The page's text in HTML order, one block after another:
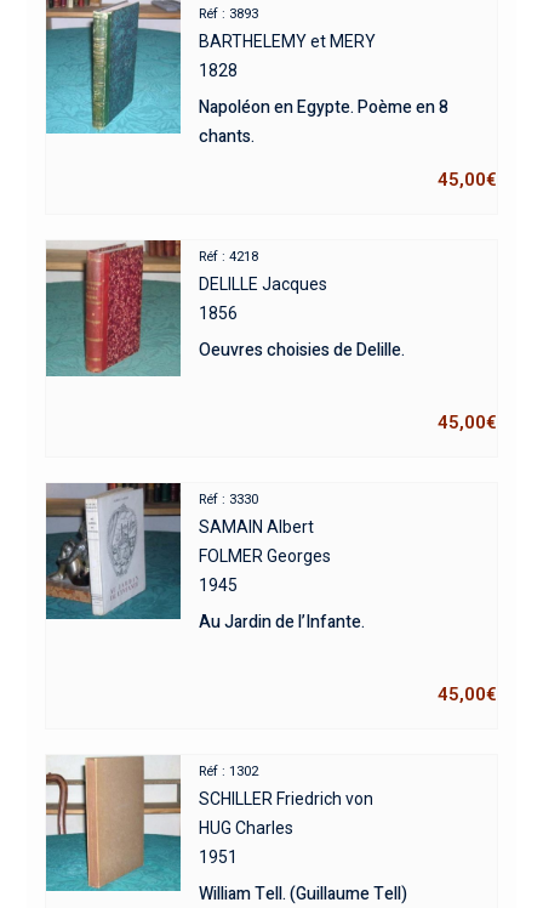
Réf : 3893
BARTHELEMY et MERY
1828
Napoléon en Egypte. Poème en 8
chants.
45,00€
Réf : 4218
DELILLE Jacques
1856
Oeuvres choisies de Delille.
45,00€
Réf : 3330
SAMAIN Albert
FOLMER Georges
1945
Au Jardin de l’Infante.
45,00€
Réf : 1302
SCHILLER Friedrich von
HUG Charles
1951
William Tell. (Guillaume Tell)